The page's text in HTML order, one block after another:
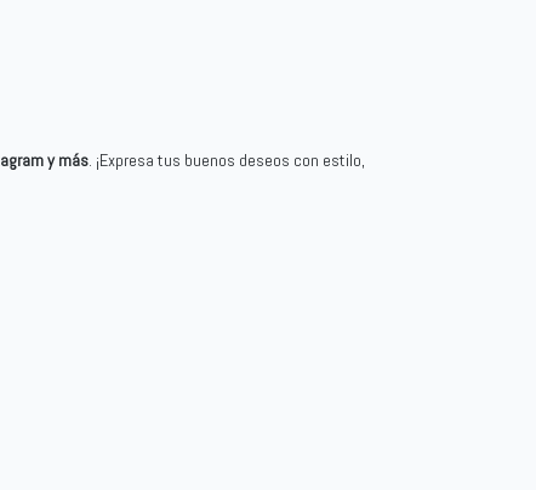
y más. ¡Expresa tus buenos deseos con estilo,